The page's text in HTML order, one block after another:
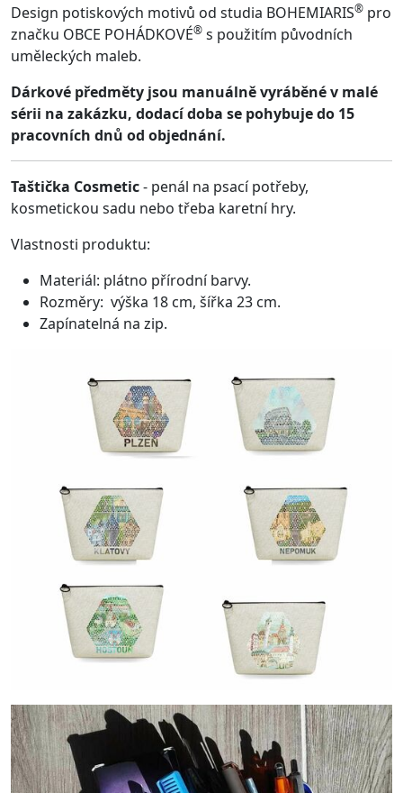
Design potiskových motivů od studia BOHEMIARIS® pro
značku OBCE POHÁDKOVÉ® s použitím původních
uměleckých maleb.
Dárkové předměty jsou manuálně vyráběné v malé
sérii na zakázku, dodací doba se pohybuje do 15
pracovních dnů od objednání.
Taštička Cosmetic- penál na psací potřeby,
kosmetickou sadu nebo třeba karetní hry.
Vlastnosti produktu:
Materiál: plátno přírodní barvy.
Rozměry: výška 18 cm, šířka 23 cm.
Zapínatelná na zip.